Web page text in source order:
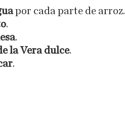
por cada parte de arroz.
.
.
la Vera dulce.
.